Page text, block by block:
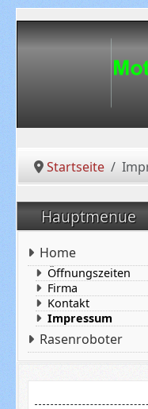
Startseite
Hauptmenue
Home
Öffnungszeiten
Firma
Kontakt
Impressum
Rasenroboter